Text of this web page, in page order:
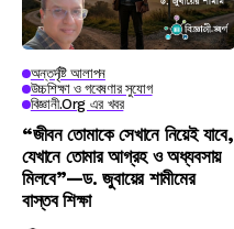
অন্তর্দৃষ্টি আলাপন
উচ্চশিক্ষা ও গবেষণার সুযোগ
বিজ্ঞানী.org এর খবর
“জীবন তোমাকে সেখানে নিয়েই যাবে,
যেখানে তোমার আগ্রহ ও অধ্যবসায়
মিলবে”—ড. জুবায়ের শামীমের
বাস্তব শিক্ষা